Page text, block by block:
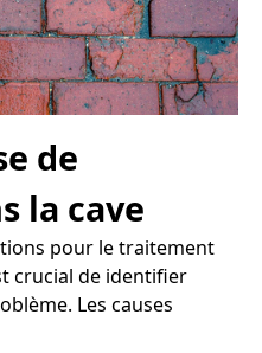
de
la cave
pour le traitement
crucial de identifier
Les causes